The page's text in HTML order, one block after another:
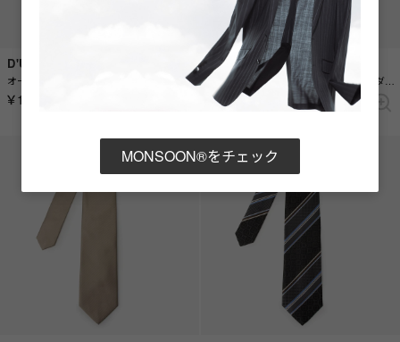
D'URBAN
オーナメント小紋柄シルクネクタイ （パープル）
￥15,400
D'URBAN
オーナメント小紋柄シルクネクタイ （ダークグリーン）
￥15,400
MONSOON®をチェック